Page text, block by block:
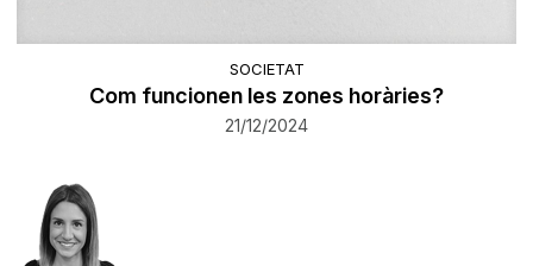
SOCIETAT
Com funcionen les zones horàries?
21/12/2024